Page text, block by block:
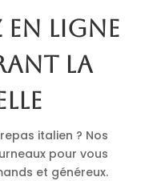
en ligne
La
italien ? Nos
pour vous
et généreux.